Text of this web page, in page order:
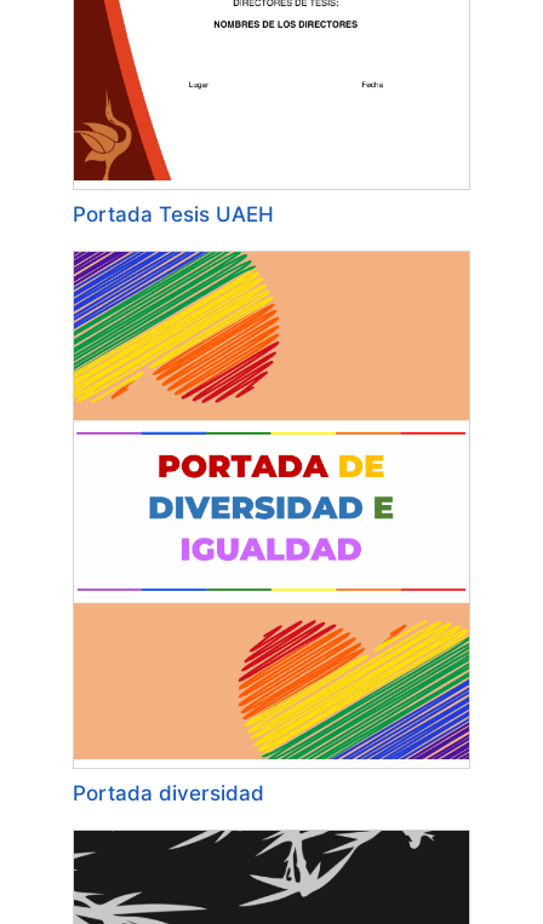
Portada Tesis UAEH
Portada diversidad